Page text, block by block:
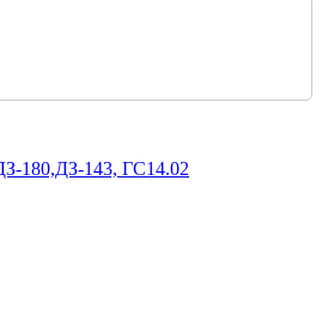
180,ДЗ-143, ГС14.02